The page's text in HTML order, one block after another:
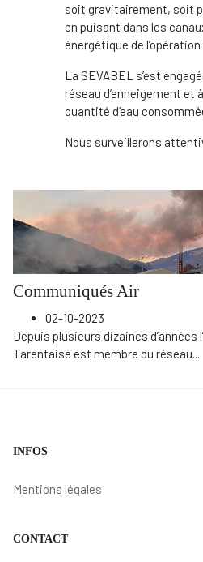
soit gravitairement, soit
en puisant dans les
énergétique de l’opération
La SEVABEL s’est
réseau d’enneigement et
quantité d’eau
Nous surveillerons
Communiqués Air
02-10-2023
Depuis plusieurs dizaines d’années
Tarentaise est membre du réseau...
INFOS
Mentions légales
CONTACT